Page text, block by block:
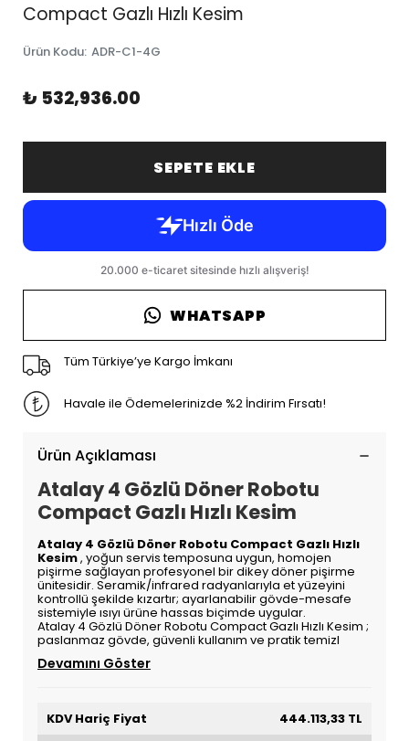
Compact Gazlı Hızlı Kesim
Ürün Kodu: ADR-C1-4G
₺ 532,936.00
SEPETE EKLE
WHATSAPP
Tüm Türkiye’ye Kargo İmkanı
Havale ile Ödemelerinizde %2 İndirim Fırsatı!
Ürün Açıklaması
Atalay 4 Gözlü Döner Robotu
Compact Gazlı Hızlı Kesim
Atalay 4 Gözlü Döner Robotu Compact Gazlı Hızlı
Kesim, yoğun servis temposuna uygun, homojen
pişirme sağlayan profesyonel bir dikey döner pişirme
ünitesidir. Seramik/infrared radyanlarıyla et yüzeyini
kontrollü şekilde kızartır; ayarlanabilir gövde-mesafe
sistemiyle ısıyı ürüne hassas biçimde uygular.
Atalay 4 Gözlü Döner Robotu Compact Gazlı Hızlı Kesim ;
paslanmaz gövde, güvenli kullanım ve pratik temizl
Devamını Göster
KDV Hariç Fiyat
444.113,33 TL